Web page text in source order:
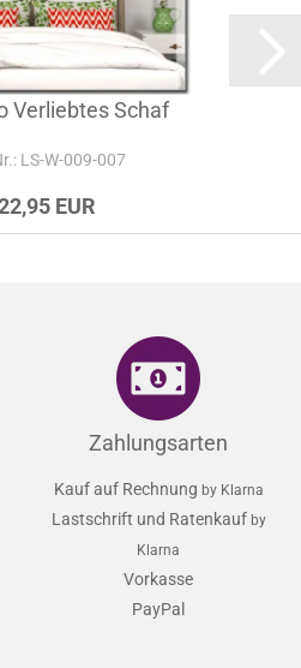
Verliebtes Schaf
LS-W-009-007
EUR
Zahlungsarten
Kauf auf Rechnung by Klarna
Lastschrift und Ratenkauf by
Klarna
Vorkasse
PayPal